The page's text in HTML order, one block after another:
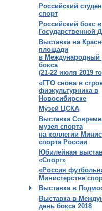
Российский
спорт
Российский бокс в
Государственной
Выставка на
площади
в Международный
бокса
(21-22 июля 2019
«ГТО снова в
физкультурника в
Новосибирске
Музей ЦСКА
Выставка
музея спорта
на коллегии
спорта России
Юбилейная
«Спорт»
«Россия
Министерстве
Выставка в
Выставка в
день бокса 2018